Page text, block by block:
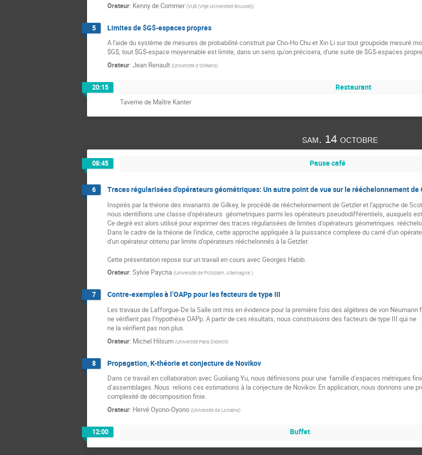
Orateur: Kenny de Commer (VUB (Vrije Universiteit Brussel))
5 Limites de $G$-espaces propres
A l'aide du système de mesures de probabilité construit par Cho-Ho Chu et Xin Li sur tout groupoïde mesuré
$G$, tout $G$-espace moyennable est limite, dans un sens qu'on précisera, d'une suite de $G$-espaces
Orateur: Jean Renault (Université d'Orléans)
20:15 Restaurant
Taverne de Maître Kanter
sam. 14 octobre
08:45 Pause café
6 Traces régularisées d'opérateurs géométriques: Un autre point de vue sur le rééchelonnement de
Inspirés par la théorie des invariants de Gilkey, le procédé de rééchelonnement de Getzler et l'approche de
nous identifions une classe d'opérateurs  géometriques parmi les opérateurs pseudodifférentiels, auxquels
Ce degré est alors utilisé pour exprimer des traces régularisées de limites d'opérateurs géometriques
Dans le cadre de la théorie de l'indice, cette approche appliquée à la puissance complexe du carré d'un
d'un opérateur obtenu par limite d'opérateurs rééchelonnés à la Getzler.
Cette présentation repose sur un travail en cours avec Georges Habib.
Orateur: Sylvie Paycha (Université de Potsdam, Allemagne.)
7 Contre-exemples à l’OAPp pour les facteurs de type III
Les travaux de Lafforgue-De la Salle ont mis en évidence pour la première fois des algèbres de von Neumann
ne vérifient pas l’hypothèse OAPp. A partir de ces résultats, nous construisons des facteurs de type III qui ne
ne la vérifient pas non plus.
Orateur: Michel Hilsum (Université Paris Diderot)
8 Propagation, K-théorie et conjecture de Novikov
Dans ce travail en collaboration avec Guoliang Yu, nous définissons pour une  famille d’espaces métriques
d’assemblages. Nous  relions ces estimations à la conjecture de Novikov. En application, nous donnons une
complexité de décomposition finie.
Orateur: Hervé Oyono-Oyono (Université de Lorraine)
12:00 Buffet